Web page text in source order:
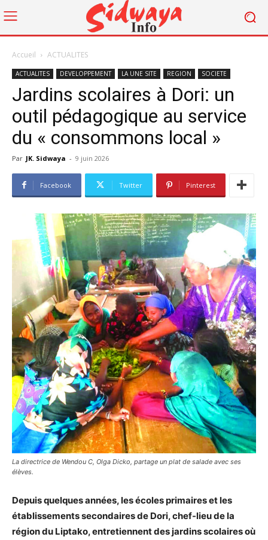
Accueil ACTUALITES
ACTUALITES DEVELOPPEMENT LA UNE SITE REGION SOCIETE
Jardins scolaires à Dori: un
outil pédagogique au service
du « consommons local »
Par JK. Sidwaya - 9 juin 2026
Facebook Twitter Pinterest
La directrice de Wendou C, Olga Dicko, partage un plat de salade avec ses
élèves.
Depuis quelques années, les écoles primaires et les
établissements secondaires de Dori, chef-lieu de la
région du Liptako, entretiennent des jardins scolaires où